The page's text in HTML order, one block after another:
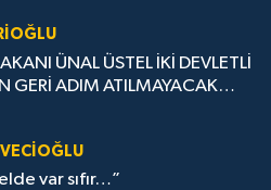
ÜNAL ÜSTEL İKİ DEVLETLİ
GERİ ADIM ATILMAYACAK
elde var sıfır…”